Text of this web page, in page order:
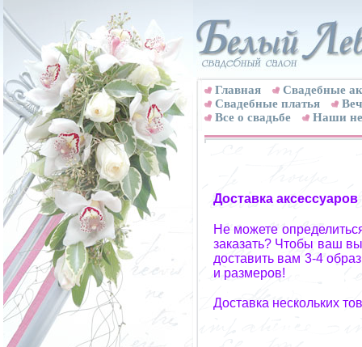
Главная
Свадебные
Cвадебные платья
Все о свадьбе
Наши
Доставка
Не можете
заказать? Чтобы ваш
доставить вам 3-4
и размеров!
Доставка нескольких